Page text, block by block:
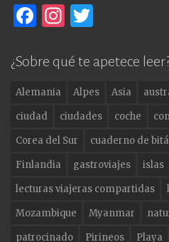
F
c
e
b
o
o
k
In
a
g
ra
m
it
te
r
¿Sobre qué te apetece
Alemania Alpes Asia
ciudad
ciudades coche
Corea del Sur
cuaderno de
Finlandia
gastroviajes
islas
lecturas viajeras compartidas
Mozambique
Myanmar
patrocinado
Pirineos Playa